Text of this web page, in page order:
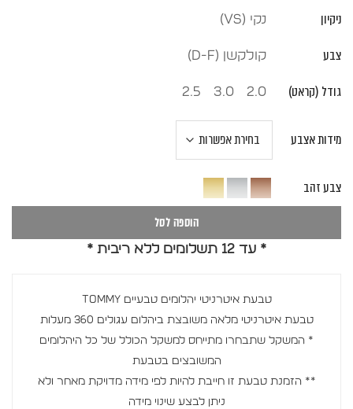
עד
ניקיון נקי (vs)
צבע קולקשן (D-F)
גודל (קראט) 2.0
3.0
2.5
מידות אצבע
צבע זהב
הוספה לסל
* עד 12 תשלומים ללא ריבית *
טבעת איטרניטי יהלומים טבעיים TOMMY
טבעת איטרניטי מלאה משובצת ביהלום עגולים 360 מעלות
* המשקל שתבחרו מתייחס למשקל הכולל של כל היהלומים
המשובצים בטבעת
** הזמנת טבעת זו חייבת להיות לפי מידה מדויקת מאחר ולא
ניתן לבצע שינוי מידה